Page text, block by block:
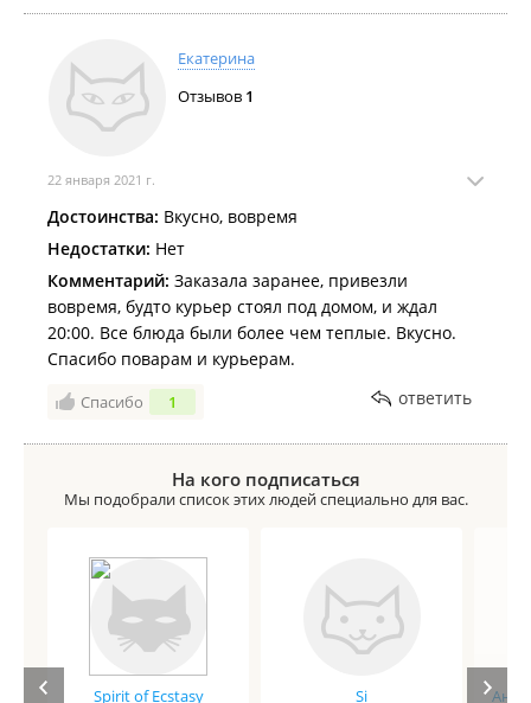
Екатерина
Отзывов 1
22 января 2021 г.
Достоинства: Вкусно, вовремя
Недостатки: Нет
Комментарий: Заказала заранее, привезли
вовремя, будто курьер стоял под домом, и ждал
20:00. Все блюда были более чем теплые. Вкусно.
Спасибо поварам и курьерам.
Спасибо 1 ответить
На кого подписаться
Мы подобрали список этих людей специально для вас.
Spirit of Ecstasy Si